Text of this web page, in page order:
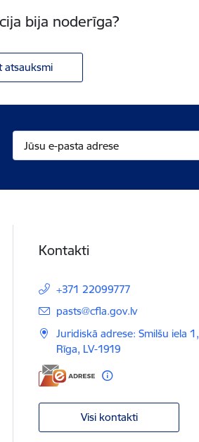
bija noderīga?
atsauksmi
Kontakti
+371 22099777
E-pasts:
pasts@cfla.gov.lv
Juridiskā adrese: Smilšu iela 1,
Rīga, LV-1919
Visi kontakti